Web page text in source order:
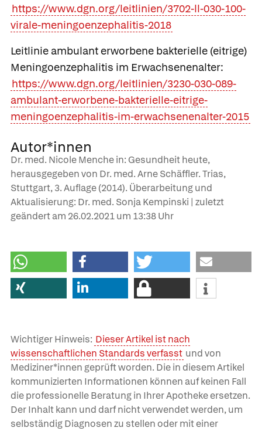
https://www.dgn.org/leitlinien/3702-ll-030-100-
virale-meningoenzephalitis-2018
Leitlinie ambulant erworbene bakterielle (eitrige)
Meningoenzephalitis im Erwachsenenalter:
https://www.dgn.org/leitlinien/3230-030-089-
ambulant-erworbene-bakterielle-eitrige-
meningoenzephalitis-im-erwachsenenalter-2015
Autor*innen
Dr. med. Nicole Menche in: Gesundheit heute,
herausgegeben von Dr. med. Arne Schäffler. Trias,
Stuttgart, 3. Auflage (2014). Überarbeitung und
Aktualisierung: Dr. med. Sonja Kempinski | zuletzt
geändert am 26.02.2021um 13:38 Uhr
Wichtiger Hinweis: Dieser Artikel ist nach
wissenschaftlichen Standards verfasst und von
Mediziner*innen geprüft worden. Die in diesem Artikel
kommunizierten Informationen können auf keinen Fall
die professionelle Beratung in Ihrer Apotheke ersetzen.
Der Inhalt kann und darf nicht verwendet werden, um
selbständig Diagnosen zu stellen oder mit einer